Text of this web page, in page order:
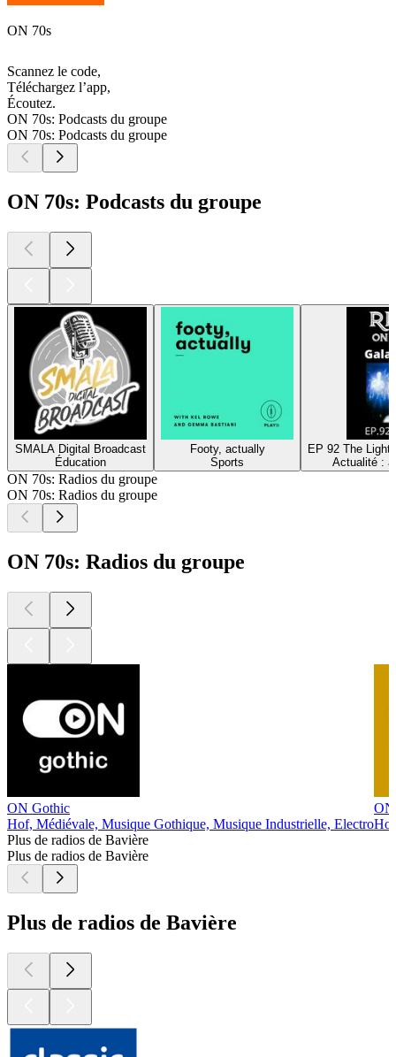
ON 70s
Scannez le code,
Téléchargez l’app,
Écoutez.
ON 70s: Podcasts du groupe
ON 70s: Podcasts du groupe
ON 70s: Podcasts du groupe
SMALA Digital Broadcast
Éducation
Footy, actually
Sports
EP 92 The Light
Actualité :
ON 70s: Radios du groupe
ON 70s: Radios du groupe
ON 70s: Radios du groupe
ON Gothic
Hof, Médiévale, Musique Gothique, Musique Industrielle, Electro
Plus de radios de Bavière
Plus de radios de Bavière
Plus de radios de Bavière